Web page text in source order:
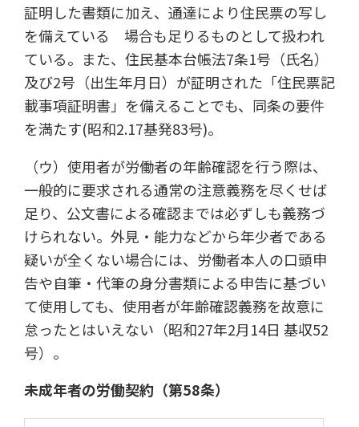
証明した書類に加え、通達により住民票の写し
を備えている 場合も足りるものとして扱われ
ている。また、住民基本台帳法7条1号（氏名）
及び2号（出生年月日）が証明された「住民票記
載事項証明書」を備えることでも、同条の要件
を満たす(昭和2.17基発83号)。
（ウ）使用者が労働者の年齢確認を行う際は、
一般的に要求される通常の注意義務を尽くせば
足り、公文書による確認までは必ずしも義務づ
けられない。外見・能力などから年少者である
疑いが全くない場合には、労働者本人の口頭申
告や自筆・代筆の身分書類による申告に基づい
て使用しても、使用者が年齢確認義務を故意に
怠ったとはいえない（昭和27年2月14日 基収52
号）。
未成年者の労働契約（第58条）